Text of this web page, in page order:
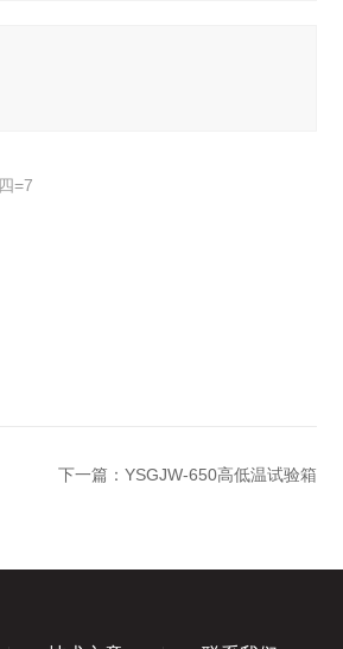
=7
下一篇： YSGJW-650高低温试验箱